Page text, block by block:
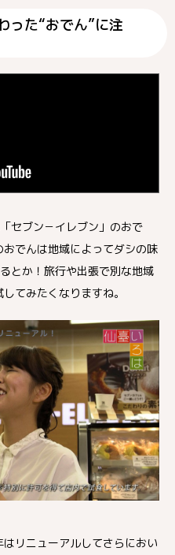
った“おでん”に注
セブン－イレブン」のおで
でんは地域によってダシの味
とか！旅行や出張で別な地域
てみたくなりますね。
リニューアルしてさらにおい